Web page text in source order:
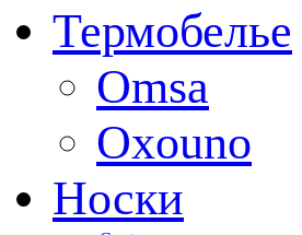
Термобелье
Omsa
Oxouno
Носки